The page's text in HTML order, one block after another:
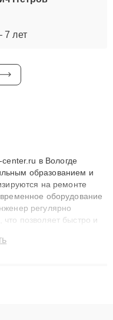
7 лет
в Вологде
образованием и
на ремонте
оборудование
регулярно
позволяет быстро и
мастера решают